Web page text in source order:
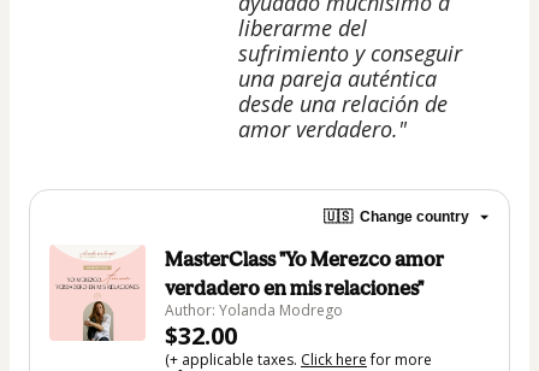
liberarme del
sufrimiento y conseguir
una pareja auténtica
desde una relación de
amor verdadero."
🇺🇸 Change country
MasterClass "Yo Merezco amor
verdadero en mis relaciones"
Author: Yolanda Modrego
$32.00
(+ applicable taxes. Click herefor more